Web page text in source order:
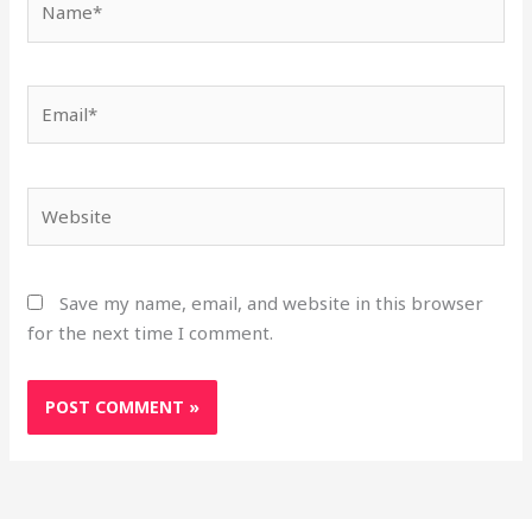
Save my name, email, and website in this browser
for the next time I comment.